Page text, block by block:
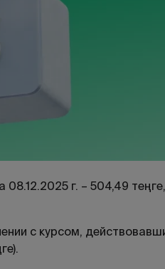
г. – 504,49 теңге,
с курсом,